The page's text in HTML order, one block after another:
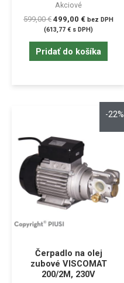
Akciové
599,00€ 499,00 € bez DPH
(613,77 € s DPH)
Pridať do košíka
-22%
Čerpadlo na olej
zubové VISCOMAT
200/2M, 230V